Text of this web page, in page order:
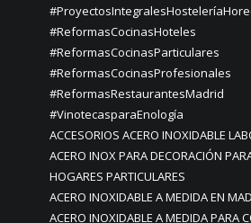
#ReformasCocinasHoteles
#ReformasCocinasParticulares
#ReformasCocinasProfesionales
#ReformasRestaurantesMadrid
#VinotecasparaEnología
ACCESORIOS ACERO INOXIDABLE
ACERO INOX PARA DECORACIÓN
HOGARES PARTICULARES
ACERO INOXIDABLE A MEDIDA EN
ACERO INOXIDABLE A MEDIDA PARA